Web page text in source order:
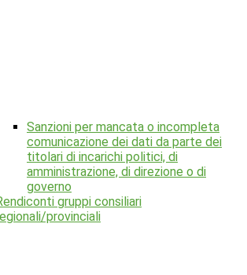
Sanzioni per mancata o incompleta
comunicazione dei dati da parte dei
titolari di incarichi politici, di
amministrazione, di direzione o di
governo
gruppi consiliari
provinciali